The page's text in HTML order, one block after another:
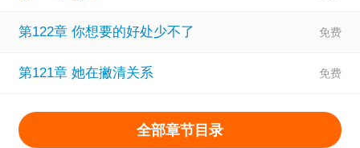
第122章 你想要的好处少不了
第121章 她在撇清关系
全部章节目录